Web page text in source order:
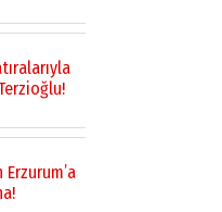
Erzurum’a